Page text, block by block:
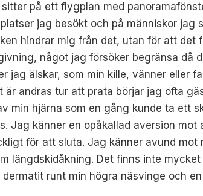
på ett flygplan med
jag besökt och på människor jag
hindrar mig från det, utan för att det
något jag försöker begränsa då
jag älskar, som min kille, vänner eller
andras tur att prata börjar jag ofta
min hjärna som en gång kunde ta ett
Jag känner en opåkallad aversion
för att sluta. Jag känner avund
längdskidåkning. Det finns inte
runt min högra näsvinge och